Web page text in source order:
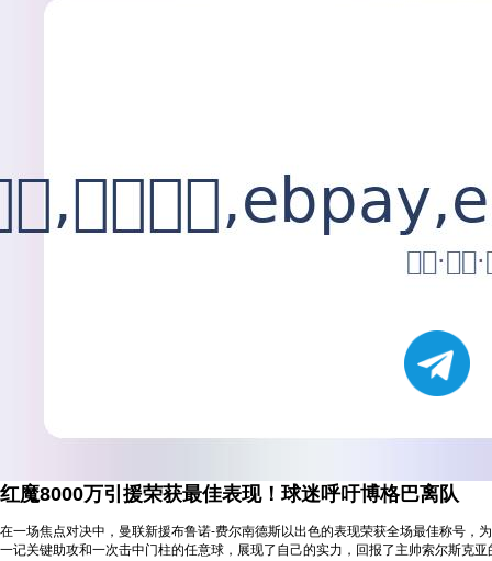
红魔8000万引援荣获最佳表现！球迷呼吁博格巴离队
在一场焦点对决中，曼联新援布鲁诺-费尔南德斯以出色的表现荣获全场最佳称号，
一记关键助攻和一次击中门柱的任意球，展现了自己的实力，回报了主帅索尔斯克亚